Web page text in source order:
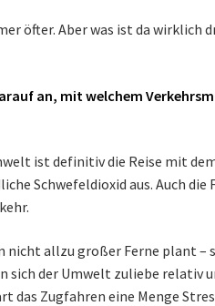
öfter. Aber was ist da wirklich
an, mit welchem
ist definitiv die Reise mit
Schwefeldioxid aus. Auch
allzu großer Ferne plant –
sich der Umwelt zuliebe
das Zugfahren eine Menge